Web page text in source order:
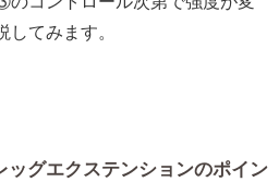
てみます。
ッグエクステンションのポイン